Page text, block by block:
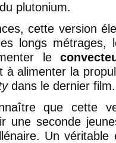
plutonium.
cette version
longs métrages,
le
à alimenter la
dans le dernier film.
que cette
une seconde
Un véritable